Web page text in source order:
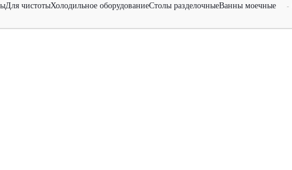
Для чистотыХолодильное оборудованиеСтолы разделочныеВанны моечные -